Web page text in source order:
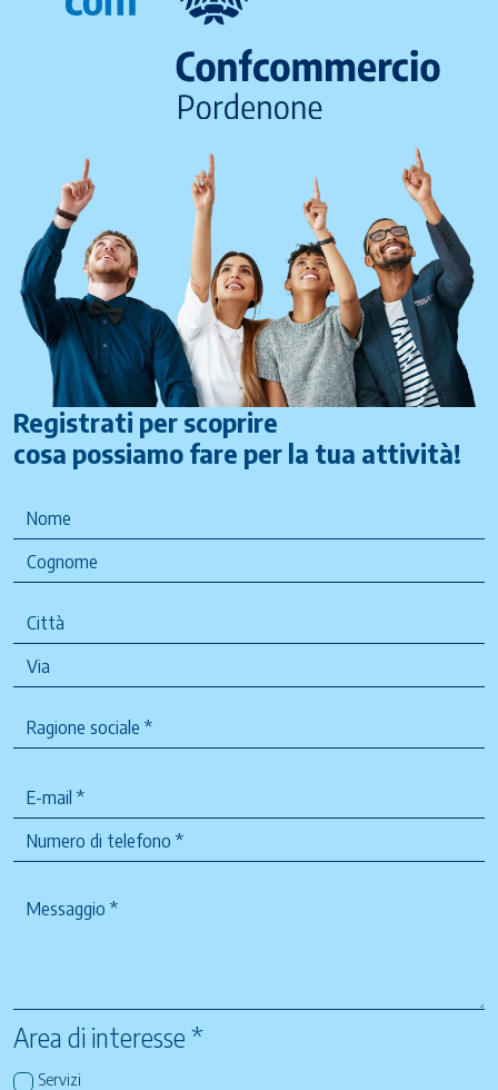
Registrati per scoprire
cosa possiamo fare per la tua attività!
Area di interesse *
Servizi